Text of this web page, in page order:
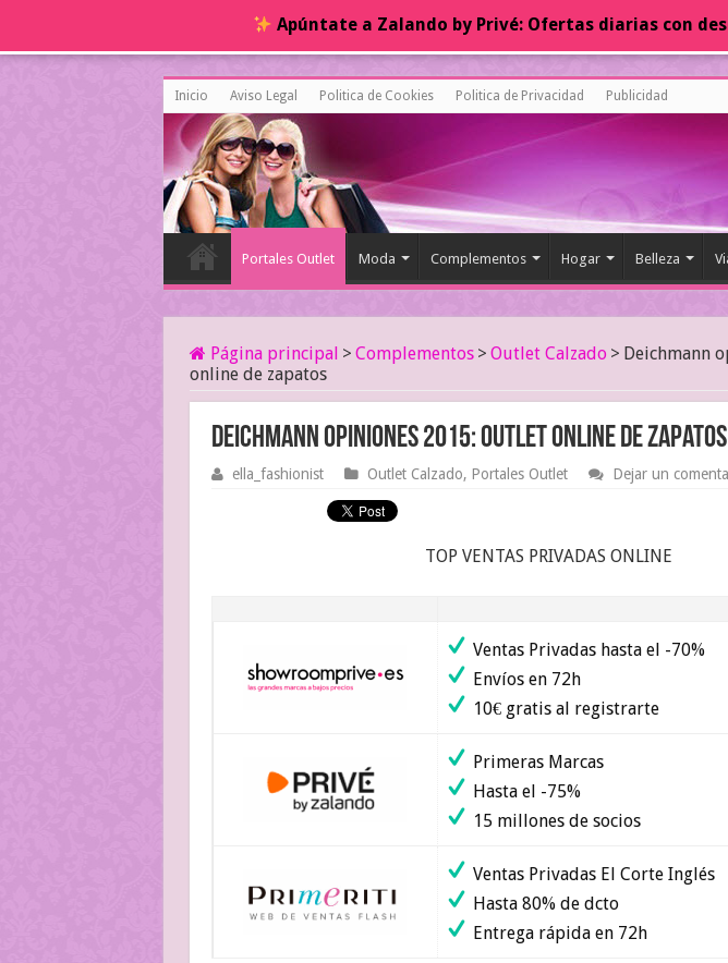
Inicio Aviso Legal Politica de Cookies Politica de Privacidad Publicidad
Portales Outlet Moda Complementos Hogar Belleza
Página principal > Complementos > Outlet Calzado > Deichmann
online de zapatos
Deichmann opiniones 2015: outlet online de zapatos
ella_fashionist Outlet Calzado, Portales Outlet Dejar un
TOP VENTAS PRIVADAS ONLINE
Ventas Privadas hasta el -70%
Envíos en 72h
10€ gratis al registrarte
Primeras Marcas
Hasta el -75%
15 millones de socios
Ventas Privadas El Corte Inglés
Hasta 80% de dcto
Entrega rápida en 72h
Apúntate a Zalando by Privé: Ofertas diarias con